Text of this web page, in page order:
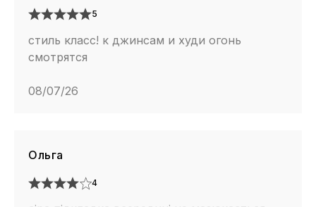
5
стиль класс! к джинсам и худи огонь
смотрятся
08/07/26
Ольга
4